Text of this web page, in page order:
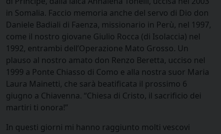
in Somalia. Faccio memoria anche del servo di Dio don
Daniele Badiali di Faenza, missionario in Perù, nel 1997,
come il nostro giovane Giulio Rocca (di Isolaccia) nel
1992, entrambi dell’Operazione Mato Grosso. Un
plauso al nostro amato don Renzo Beretta, ucciso nel
1999 a Ponte Chiasso di Como e alla nostra suor Maria
Laura Mainetti, che sarà beatificata il prossimo 6
giugno a Chiavenna. “Chiesa di Cristo, il sacrificio dei
martiri ti onora!”
In questi giorni mi hanno raggiunto molti vescovi